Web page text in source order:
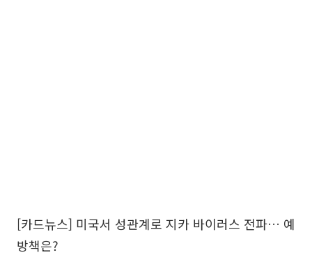
[카드뉴스] 미국서 성관계로 지카 바이러스 전파… 예
방책은?